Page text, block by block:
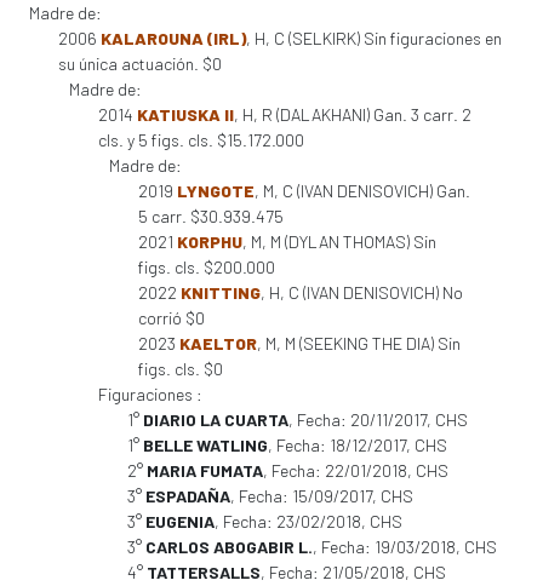
Madre de:
2006 KALAROUNA (IRL), H, C (SELKIRK) Sin figuraciones en
su única actuación. $0
Madre de:
2014 KATIUSKA II, H, R (DALAKHANI) Gan. 3 carr. 2
cls. y 5 figs. cls. $15.172.000
Madre de:
2019 LYNGOTE, M, C (IVAN DENISOVICH) Gan.
5 carr. $30.939.475
2021 KORPHU, M, M (DYLAN THOMAS) Sin
figs. cls. $200.000
2022 KNITTING, H, C (IVAN DENISOVICH) No
corrió $0
2023 KAELTOR, M, M (SEEKING THE DIA) Sin
figs. cls. $0
Figuraciones :
1° DIARIO LA CUARTA, Fecha: 20/11/2017, CHS
1° BELLE WATLING, Fecha: 18/12/2017, CHS
2° MARIA FUMATA, Fecha: 22/01/2018, CHS
3° ESPADAÑA, Fecha: 15/09/2017, CHS
3° EUGENIA, Fecha: 23/02/2018, CHS
3° CARLOS ABOGABIR L., Fecha: 19/03/2018, CHS
4° TATTERSALLS, Fecha: 21/05/2018, CHS